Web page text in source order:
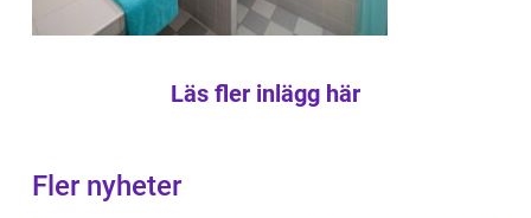
Läs fler inlägg här
Fler nyheter